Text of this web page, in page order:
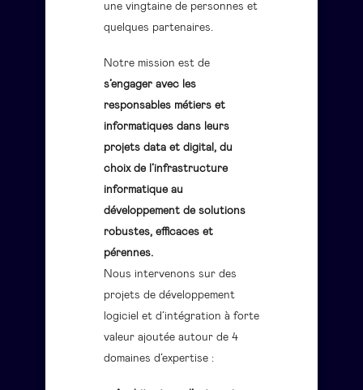
une vingtaine de personnes et
quelques partenaires.
Notre mission est de
s’engager avec les
responsables métiers et
informatiques dans leurs
projets data et digital, du
choix de l’infrastructure
informatique au
développement de solutions
robustes, efficaces et
pérennes.
Nous intervenons sur des
projets de développement
logiciel et d’intégration à forte
valeur ajoutée autour de 4
domaines d’expertise :